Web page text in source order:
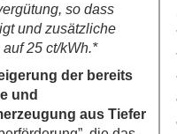
so dass
und zusätzliche
25 ct/kWh.*
der bereits
und
aus Tiefer